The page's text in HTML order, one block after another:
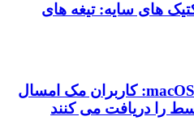
های سایه: تیغه های
نقد و بررسی macOS Sierra: کاربران مک امسال
را دریافت می کنند